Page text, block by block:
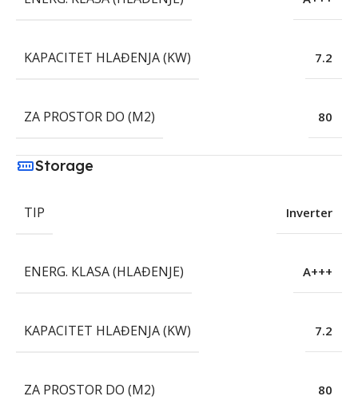
KAPACITET HLAĐENJA (KW) 7.2
ZA PROSTOR DO (M2) 80
Storage
TIP Inverter
ENERG. KLASA (HLAĐENJE) A+++
KAPACITET HLAĐENJA (KW) 7.2
ZA PROSTOR DO (M2) 80